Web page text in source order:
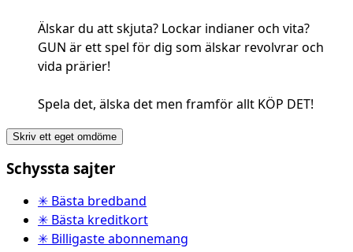
Älskar du att skjuta? Lockar indianer och vita?
GUN är ett spel för dig som älskar revolvrar och
vida prärier!
Spela det, älska det men framför allt KÖP DET!
Skriv ett eget omdöme
Schyssta sajter
✳ Bästa bredband
✳ Bästa kreditkort
✳ Billigaste abonnemang